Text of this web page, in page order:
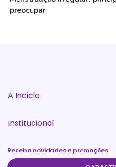
preocupar
A Inciclo
Institucional
Receba novidades e promoções